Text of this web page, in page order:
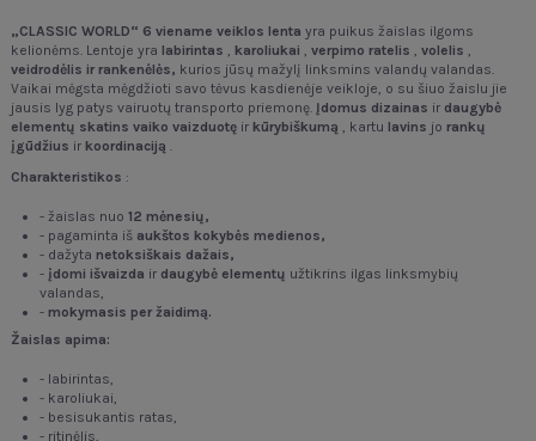
„CLASSIC WORLD“ 6 viename veiklos lenta yra puikus žaislas ilgoms
kelionėms. Lentoje yra labirintas , karoliukai , verpimo ratelis , volelis ,
veidrodėlis ir rankenėlės, kurios jūsų mažylį linksmins valandų valandas.
Vaikai mėgsta mėgdžioti savo tėvus kasdienėje veikloje, o su šiuo žaislu jie
jausis lyg patys vairuotų transporto priemonę. Įdomus dizainas ir daugybė
elementų skatins vaiko vaizduotę ir kūrybiškumą , kartu lavins jo rankų
įgūdžius ir koordinaciją .
Charakteristikos :
- žaislas nuo 12 mėnesių,
- pagaminta iš aukštos kokybės medienos,
- dažyta netoksiškais dažais,
- įdomi išvaizda ir daugybė elementų užtikrins ilgas linksmybių
valandas,
- mokymasis per žaidimą.
Žaislas apima:
- labirintas,
- karoliukai,
- besisukantis ratas,
- ritinėlis,